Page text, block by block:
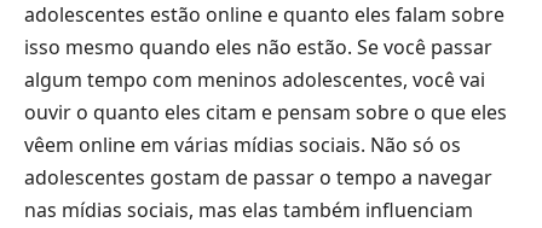
adolescentes estão online e quanto eles falam sobre
isso mesmo quando eles não estão. Se você passar
algum tempo com meninos adolescentes, você vai
ouvir o quanto eles citam e pensam sobre o que eles
vêem online em várias mídias sociais. Não só os
adolescentes gostam de passar o tempo a navegar
nas mídias sociais, mas elas também influenciam